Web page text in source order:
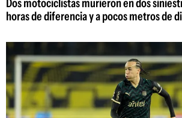
horas de diferencia y a pocos metros de